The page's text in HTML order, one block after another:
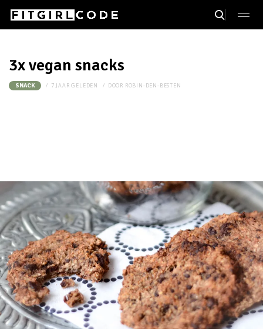
3x vegan snacks
SNACK 7 JAAR GELEDEN DOOR ROBIN-DEN-BESTEN